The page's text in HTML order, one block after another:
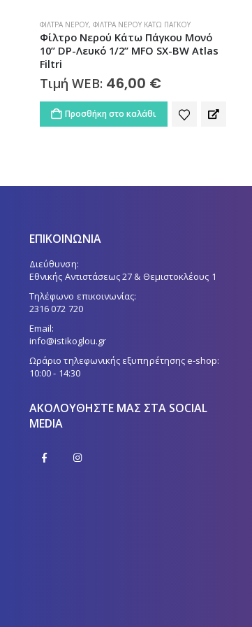
ΑΝΤΑΛΛΑΚΤΙΚΆ, ΚΕΝΤΡΙΚΉΣ ΠΑΡΟΧΉΣ,ΦΊΛΤΡΑ ΝΕΡΟΎ
Ανταλλακτικό Φίλτρο Σίτα
Ανοξείδωτη Πλισέ Πλενόμενη SA-10
C SX 50μm Atlas Filtri
Τιμή WEB: 79,00 €
Προσθήκη στο καλάθι
ΕΠΙΚΟΙΝΩΝΙΑ
Διεύθυνση:
Εθνικής Αντιστάσεως 27 & Θεμιστοκλέους 1
Τηλέφωνο επικοινωνίας:
2316 072 720
Email:
info@istikoglou.gr
Ωράριο τηλεφωνικής εξυπηρέτησης e-shop:
10:00 - 14:30
ΑΚΟΛΟΥΘΉΣΤΕ ΜΑΣ ΣΤΑ SOCIAL
MEDIA